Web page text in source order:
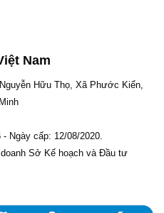
Nam
Hữu Thọ, Xã Phước Kiển,
Ngày cấp: 12/08/2020.
Sở Kế hoạch và Đầu tư